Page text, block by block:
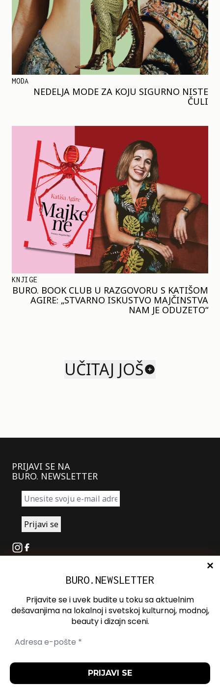
MODA
NEDELJA MODE ZA KOJU SIGURNO NISTE
ČULI
KNJIGE
BURO. BOOK CLUB U RAZGOVORU S KATIŠOM
AGIRE: „STVARNO ISKUSTVO MAJČINSTVA
NAM JE ODUZETO“
UČITAJ JOŠ
PRIJAVI SE NA
BURO. NEWSLETTER
Instagram
Facebook
Oglašavanje
Kontakt
Spotify
BURO.NEWSLETTER
Prijavite se i uvek budite u toku sa aktuelnim
dešavanjima na lokalnoj i svetskoj kulturnoj, modnoj,
beauty i dizajn sceni.